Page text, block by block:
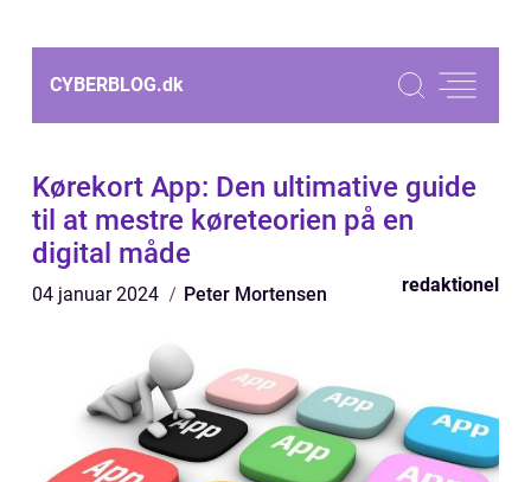
CYBERBLOG.dk
Kørekort App: Den ultimative guide
til at mestre køreteorien på en
digital måde
04 januar 2024 Peter Mortensen redaktionel